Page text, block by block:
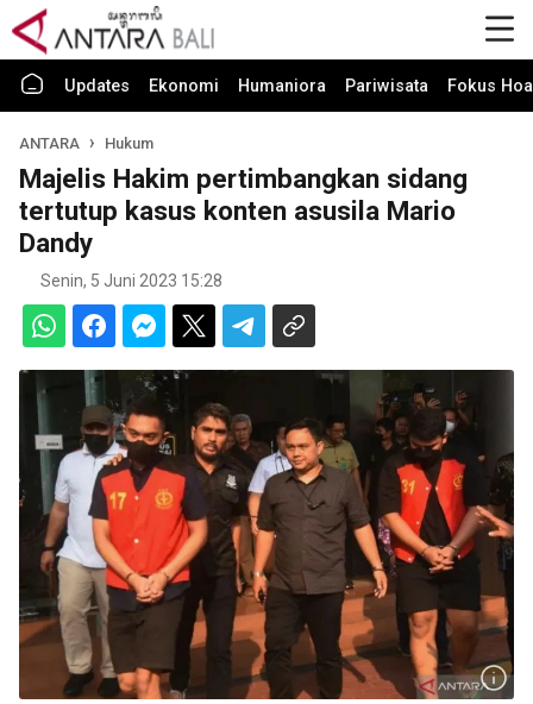
Updates Ekonomi Humaniora Pariwisata Fokus
ANTARA Hukum
Majelis Hakim pertimbangkan sidang
tertutup kasus konten asusila Mario
Dandy
Senin, 5 Juni 2023 15:28